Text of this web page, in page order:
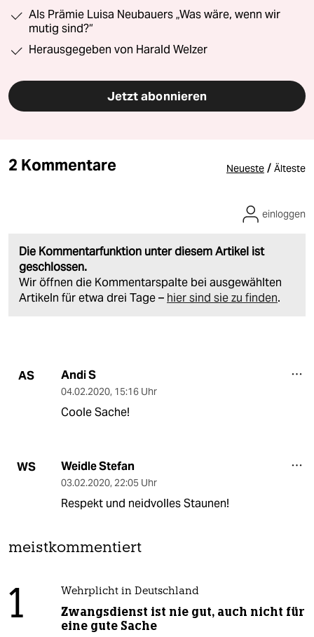
Als Prämie Luisa Neubauers „Was wäre, wenn wir
mutig sind?“
Herausgegeben von Harald Welzer
Jetzt abonnieren
2 Kommentare Neueste / Älteste
Die Kommentarfunktion unter diesem Artikel ist
geschlossen.
Wir öffnen die Kommentarspalte bei ausgewählten
Artikeln für etwa drei Tage – hier sind sie zu finden.
einloggen
AS Andi S
04.02.2020, 15:16 Uhr
Coole Sache!
WS Weidle Stefan
03.02.2020, 22:05 Uhr
Respekt und neidvolles Staunen!
meistkommentiert
1 Wehrplicht in Deutschland
Zwangsdienst ist nie gut, auch nicht für
eine gute Sache